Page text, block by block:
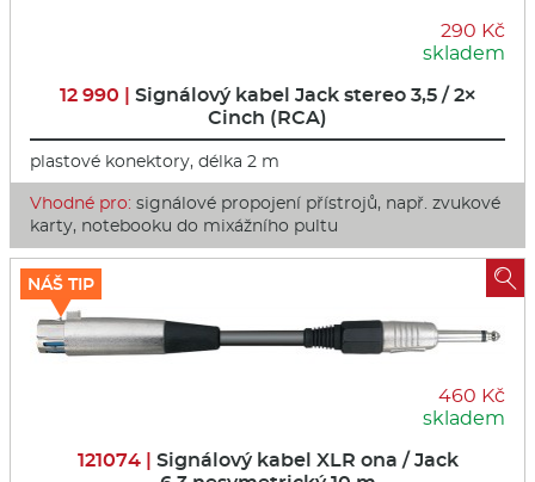
290 Kč
skladem
12 990 | Signálový kabel Jack stereo 3,5 / 2×
Cinch (RCA)
plastové konektory, délka 2 m
Vhodné pro: signálové propojení přístrojů, např. zvukové
karty, notebooku do mixážního pultu
460 Kč
skladem
121074 | Signálový kabel XLR ona / Jack
NÁŠ TIP 